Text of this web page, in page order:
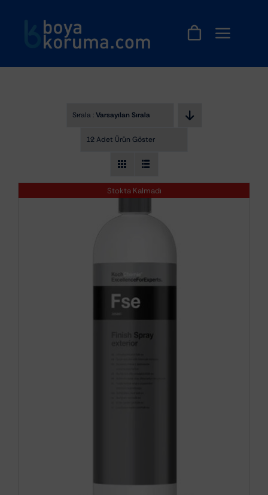
Sırala :Varsayılan Sıralama
12 Adet Ürün Göster
Stokta Kalmadı